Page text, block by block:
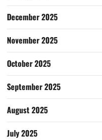
December 2025
November 2025
October 2025
September 2025
August 2025
July 2025